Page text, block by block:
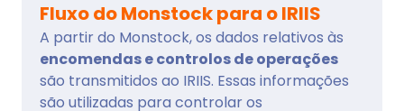
Fluxo do Monstock para o IRIIS
A partir do Monstock, os dados relativos às
encomendas e controlos de operações
são transmitidos ao IRIIS. Essas informações
são utilizadas para controlar os